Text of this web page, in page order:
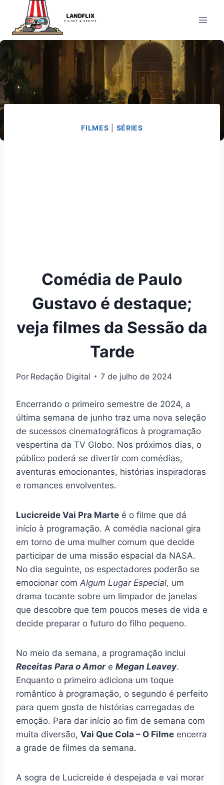
Conteúdo
FILMES SÉRIES
Comédia de Paulo
Gustavo é destaque;
veja filmes da Sessão da
Tarde
Por Redação Digital 7 de julho de 2024
Encerrando o primeiro semestre de 2024, a
última semana de junho traz uma nova seleção
de sucessos cinematográficos à programação
vespertina da TV Globo. Nos próximos dias, o
público poderá se divertir com comédias,
aventuras emocionantes, histórias inspiradoras
e romances envolventes.
Lucicreide Vai Pra Marte é o filme que dá
início à programação. A comédia nacional gira
em torno de uma mulher comum que decide
participar de uma missão espacial da NASA.
No dia seguinte, os espectadores poderão se
emocionar com Algum Lugar Especial, um
drama tocante sobre um limpador de janelas
que descobre que tem poucos meses de vida e
decide preparar o futuro do filho pequeno.
No meio da semana, a programação inclui
Receitas Para o Amore Megan Leavey.
Enquanto o primeiro adiciona um toque
romântico à programação, o segundo é perfeito
para quem gosta de histórias carregadas de
emoção. Para dar início ao fim de semana com
muita diversão, Vai Que Cola – O Filme encerra
a grade de filmes da semana.
A sogra de Lucicreide é despejada e vai morar